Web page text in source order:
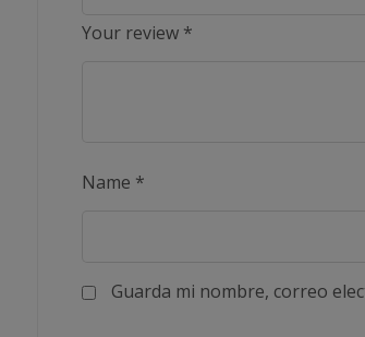
Your review *
Name *
Guarda mi nombre, correo